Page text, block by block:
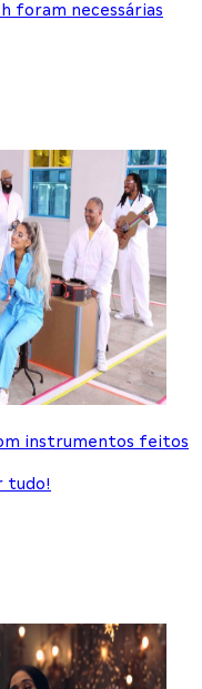
foram necessárias
instrumentos feitos
tudo!